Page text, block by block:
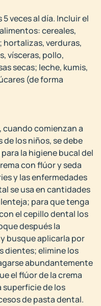
veces al día. Incluir el
cereales,
verduras,
vísceras, pollo,
secas; leche, kumis,
(de forma
cuando comienzan a
los niños, se debe
la higiene bucal del
con flúor y seda
y las enfermedades
se usa en cantidades
para que tenga
el cepillo dental los
después la
busque aplicarla por
dientes; elimine los
abundantemente
el flúor de la crema
superficie de los
de pasta dental.